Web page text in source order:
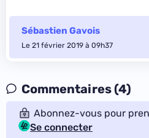
Sébastien Gavois
Le 21 février 2019 à 09h37
Commentaires (4)
Abonnez-vous pour
Se connecter